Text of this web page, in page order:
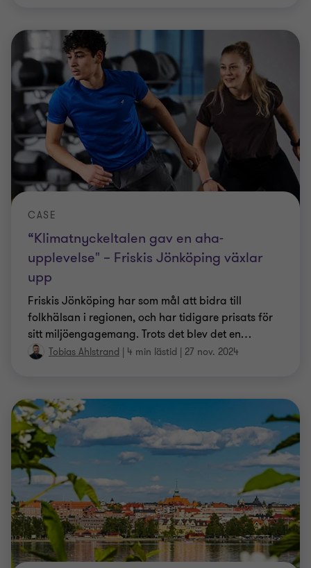
“Klimat­­­nyckel­­­talen gav en aha-
upplevelse" – Friskis Jönköping växlar
upp
CASE
Friskis Jönköping har som mål att bidra till
folkhälsan i regionen, och har tidigare prisats för
sitt miljöengagemang. Trots det blev det en…
Tobias Ahlstrand | 4 min lästid | 27 nov. 2024